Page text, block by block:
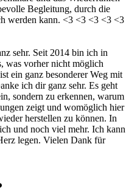
Begleitung, durch die
werden kann. <3 <3 <3 <3 <3
sehr. Seit 2014 bin ich in
was vorher nicht möglich
ein ganz besonderer Weg mit
ich dir ganz sehr. Es geht
sondern zu erkennen, warum
zeigt und womöglich hier
herstellen zu können. In
und noch viel mehr. Ich kann
legen. Vielen Dank für